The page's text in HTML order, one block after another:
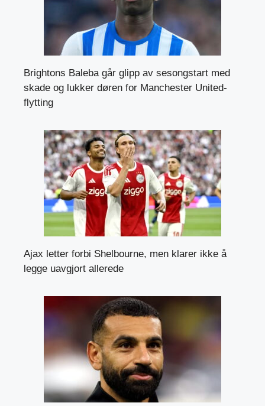
Brightons Baleba går glipp av sesongstart med
skade og lukker døren for Manchester United-
flytting
Ajax letter forbi Shelbourne, men klarer ikke å
legge uavgjort allerede